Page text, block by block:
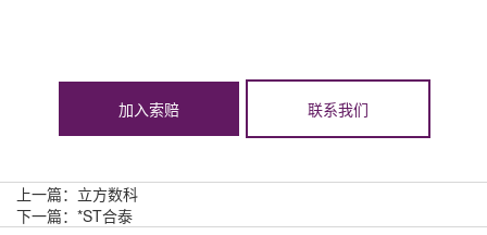
加入索赔 联系我们
上一篇： 立方数科
下一篇： *ST合泰